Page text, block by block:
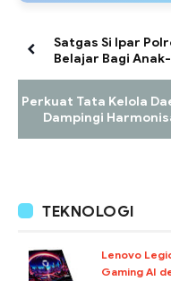
Satgas Si Ipar
Belajar Bagi
Perkuat Tata Kelola
Dampingi
TEKNOLOGI
Lenovo
Gaming AI